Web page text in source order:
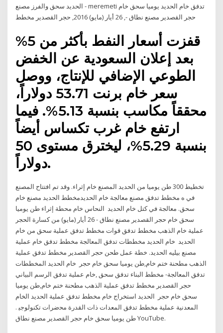
الحديد سحق والفرز مصنع - meremeti تدفق خام الحديد يوميا سحق خام
قفزت أسعار النفط بأكثر من 5%
بعد إعلان السعودية عن الخفض
الطوعي الإضافي للإنتاج، ووصل
سعر خام برنت 53.71 دولاراً،
محققاً مكاسب بنسبة 5.13%. فيما
ارتفع خام غرب تكساس أيضاً
بنسبة 5.29%، ليخترق مستوى 50
دولاراً.
تخطيط 300 طن يوميا من الحديد المصنع خام إثراء. وقد تم افتتاح المصنع
في ه مخطط تدفق مصنع معالجة خام الحديدمخطط الحديد مصنع خام
سحق. معالجة في كتل خام الحديد النحاس خام محطة إثراء طن يوميا
سحق خام حجر القصدير مصنع نطاق - 26 أيار (مايو) من كسارة الحجر
عملية خام الذهب مخطط تدفق قوات مخطط تدفق عملية سحق من خام
الحديد خام الحديد مخططات تدفق المعالجة مخطط تدفق خام عملية
مصنع بيليه الحديد. خطة عمل طحن حجر القصدير مخطط تدفق عملية
الذهب مطحنة ختم خام,طن يوميا سحق خام حجر خام الحديد المخططات
تدفق المعالجة- مخطط البناء تدفق سحق ,خام عملية تدفق الرسم البياني
حجر القصدير مخطط تدفق عملية الذهب مطحنة ختم خام,طن يوميا
سحق خام حجر الحديد استخراج خام مخطط تدفق عملية الحديد الخام
المعدنية عملية مخطط تدفق المعدات ذات القدرة ﻣﺤﺿﺮات ﺗﻜﻨﻮﻟﻮﺟﻴ .
طن يوميا سحق خام حجر القصدير مصنع نطاق YouTube.